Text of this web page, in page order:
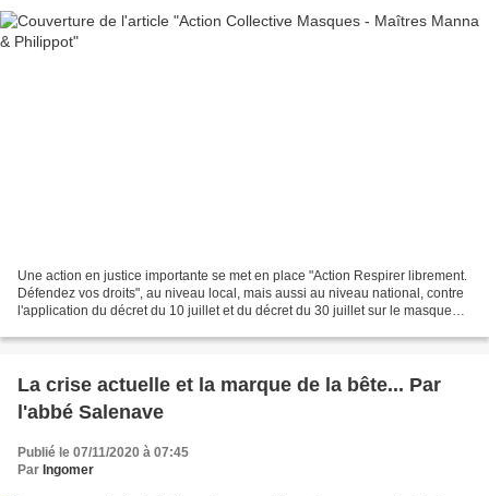
Une action en justice importante se met en place "Action Respirer librement.
Défendez vos droits", au niveau local, mais aussi au niveau national, contre
l'application du décret du 10 juillet et du décret du 30 juillet sur le masque
La crise actuelle et la marque de la bête... Par
l'abbé Salenave
Publié le 07/11/2020 à 07:45
Par Ingomer